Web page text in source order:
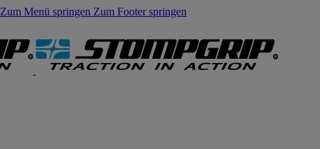
Zum Menü springen Zum Footer springen